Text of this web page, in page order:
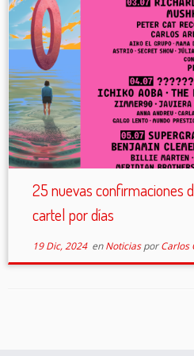
25 nuevas confirmaciones
cartel por días
19 Dic, 2024enNoticiasporCarlos